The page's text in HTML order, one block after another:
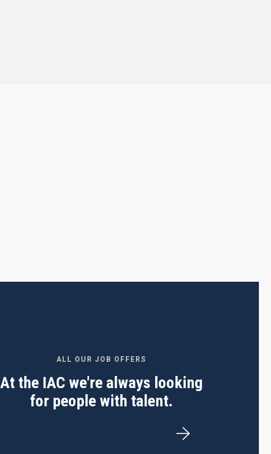
ALL OUR JOB OFFERS
At the IAC we're always looking
for people with talent.